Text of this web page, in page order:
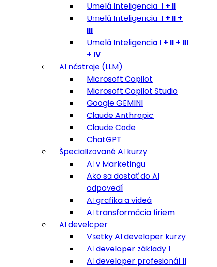
Umelá Inteligencia I + II
Umelá Inteligencia I + II +
III
Umelá Inteligencia I + II + III
+ IV
AI nástroje (LLM)
Microsoft Copilot
Microsoft Copilot Studio
Google GEMINI
Claude Anthropic
Claude Code
ChatGPT
Špecializované AI kurzy
AI v Marketingu
Ako sa dostať do AI
odpovedí
AI grafika a videá
AI transformácia firiem
AI developer
Všetky AI developer kurzy
AI developer základy I
AI developer profesionál II